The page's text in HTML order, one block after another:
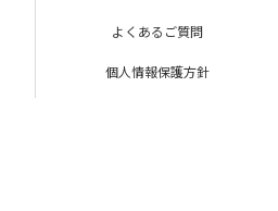
よくあるご質問
個人情報保護方針